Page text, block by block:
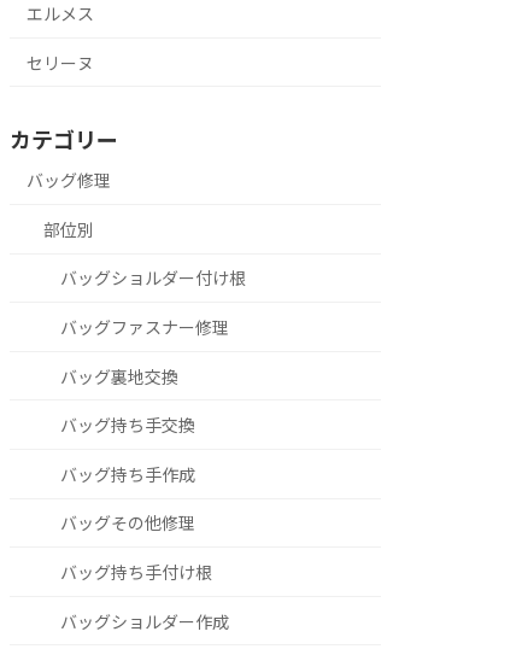
エルメス
セリーヌ
カテゴリー
バッグ修理
部位別
バッグショルダー付け根
バッグファスナー修理
バッグ裏地交換
バッグ持ち手交換
バッグ持ち手作成
バッグその他修理
バッグ持ち手付け根
バッグショルダー作成